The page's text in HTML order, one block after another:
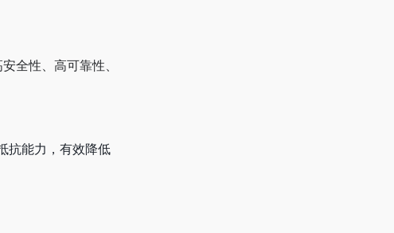
全性、高可靠性、
抗能力，有效降低